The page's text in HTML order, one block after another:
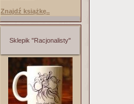
Znajdź książkę..
Sklepik "Racjonalisty"